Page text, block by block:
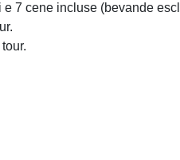
7 cene incluse (bevande